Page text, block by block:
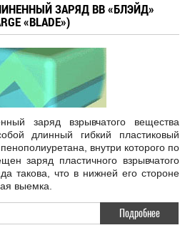
ЗАРЯД ВВ «БЛЭЙД»
«BLADE»)
заряд взрывчатого вещества
длинный гибкий пластиковый
внутри которого по
заряд пластичного взрывчатого
такова, что в нижней его стороне
выемка.
Подробнее